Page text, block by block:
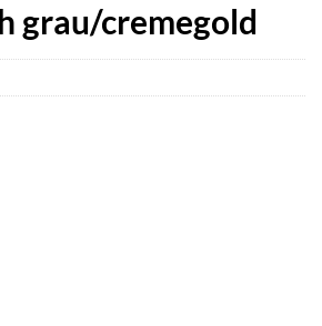
grau/cremegold